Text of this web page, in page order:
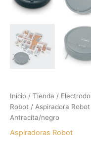
Inicio / Tienda /
Robot / Aspiradora
Antracita/negro
Aspiradoras Robot